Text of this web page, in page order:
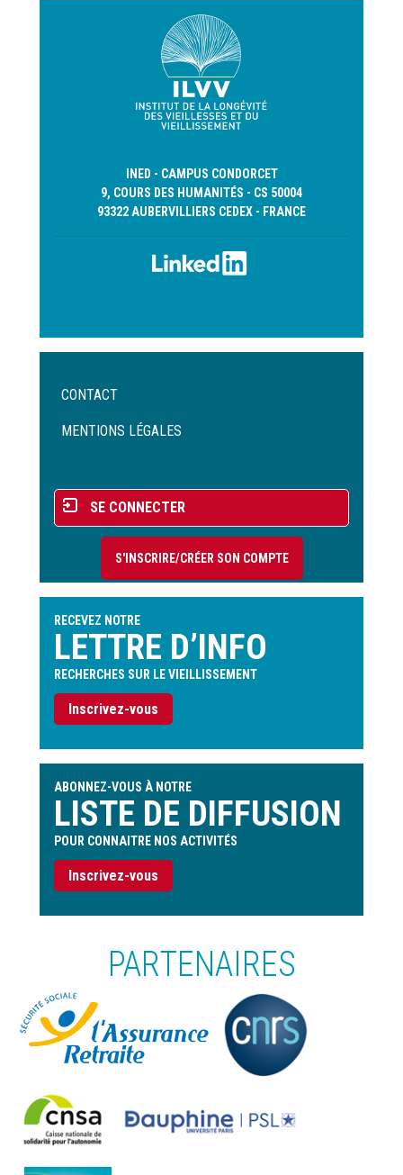
INED - CAMPUS CONDORCET
9, COURS DES HUMANITÉS - CS 50004
93322 AUBERVILLIERS CEDEX - FRANCE
Menu
de
CONTACT
MENTIONS LÉGALES
Menu
du
compte
l'utilisateur
SE CONNECTER
S'INSCRIRE/CRÉER SON COMPTE
RECEVEZ NOTRE
LETTRE D’INFO
RECHERCHES SUR LE VIEILLISSEMENT
Inscrivez-vous
ABONNEZ-VOUS À NOTRE
LISTE DE DIFFUSION
POUR CONNAITRE NOS ACTIVITÉS
Inscrivez-vous
PARTENAIRES